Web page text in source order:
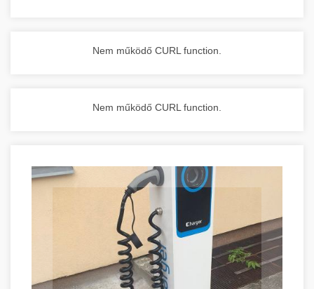
Nem működő CURL function.
Nem működő CURL function.